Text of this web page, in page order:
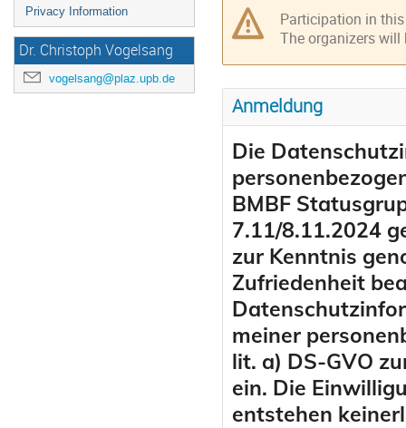
Privacy Information
Dr. Christoph Vogelsang
vogelsang@plaz.upb.de
Participation in
The organizers
Anmeldung
Die
BMBF
7.11/8.11.2024
zur Kenntnis
Zufriedenheit
meiner
lit. a) DS-GVO
ein. Die
entstehen